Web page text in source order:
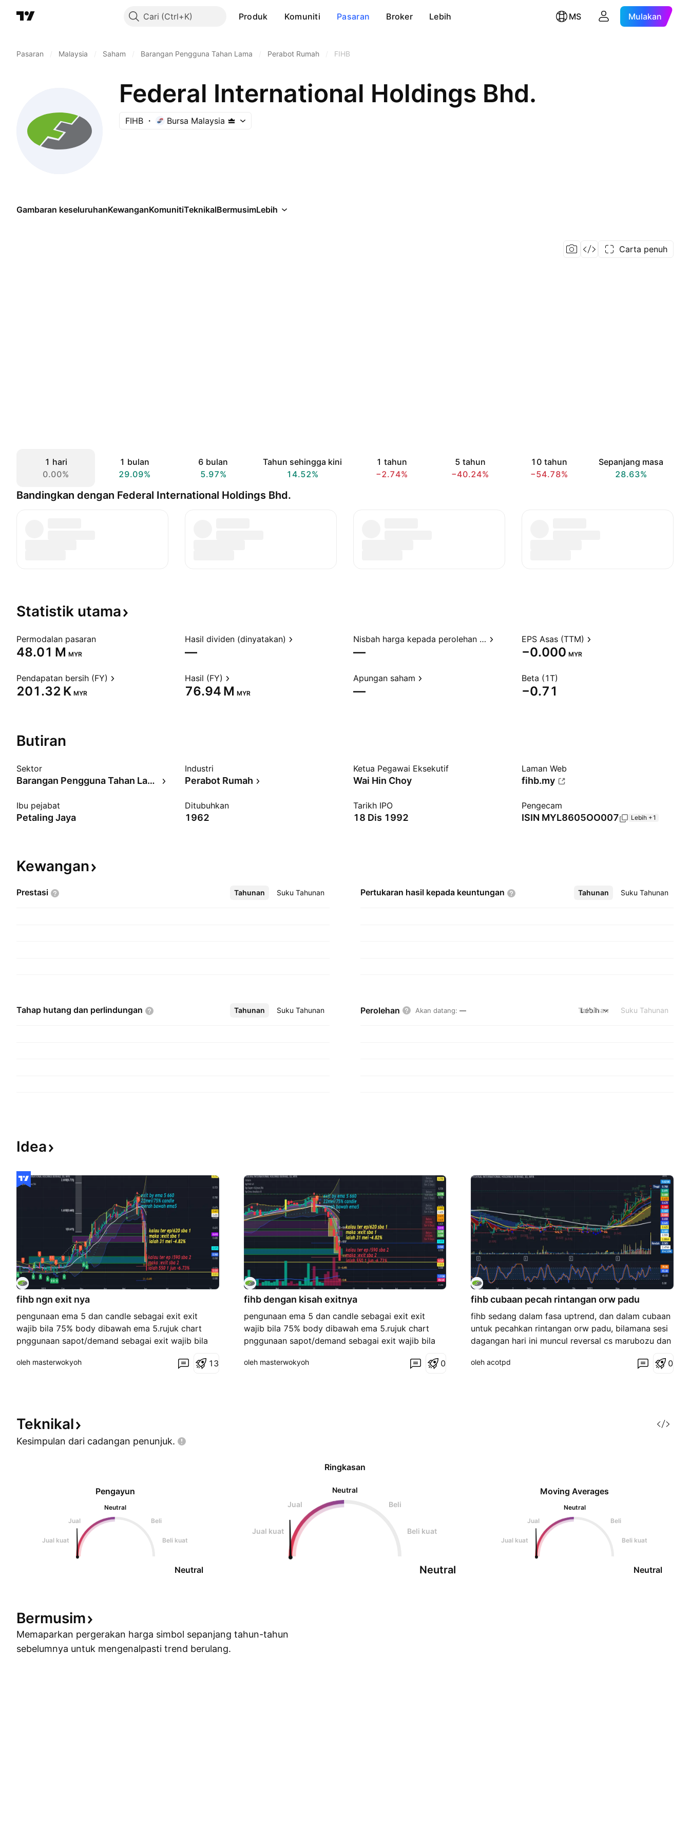
Cari Produk Komuniti Pasaran Broker Lebih MS Mulakan
Pasaran Malaysia Saham Barangan Pengguna Tahan Lama Perabot Rumah FIHB
Federal International Holdings Bhd.
FIHB Bursa Malaysia
Gambaran keseluruhanKewanganKomunitiTeknikalBermusimLebih
Carta penuh
1 hari
0.00%
1 bulan
29.09%
6 bulan
5.97%
Tahun sehingga kini
14.52%
1 tahun
−2.74%
5 tahun
−40.24%
10 tahun
−54.78%
Sepanjang masa
28.63%
Bandingkan dengan Federal International Holdings Bhd.
Statistik utama
Permodalan pasaran
‪48.01 M‬ MYR
Hasil dividen (dinyatakan)
—
Nisbah harga kepada perolehan (TTM)
—
EPS Asas (TTM)
−0.000 MYR
Pendapatan bersih (FY)
‪201.32 K‬ MYR
Hasil (FY)
‪76.94 M‬ MYR
Apungan saham
—
Beta (1T)
−0.71
Butiran
Sektor
Barangan Pengguna Tahan Lama
Industri
Perabot Rumah
Ketua Pegawai Eksekutif
Wai Hin Choy
Laman Web
fihb.my
Ibu pejabat
Petaling Jaya
Ditubuhkan
1962
Tarikh IPO
18 Dis 1992
Pengecam
ISIN MYL8605OO007 Lebih +1
Kewangan
Prestasi Tahunan Suku Tahunan
Lebih Pertukaran hasil kepada keuntungan Tahunan Suku Tahunan
Lebih
Tahap hutang dan perlindungan Tahunan Suku Tahunan
Lebih Perolehan Akan datang: — Tahunan Suku Tahunan
Lebih
Idea
fihb ngn exit nya
pengunaan ema 5 dan candle sebagai exit exit
wajib bila 75% body dibawah ema 5.rujuk chart
pnggunaan sapot/demand sebagai exit wajib bila
**pastikan untuk ep >>> :bila price ke
oleh masterwokyoh 1 3
fihb dengan kisah exitnya
pengunaan ema 5 dan candle sebagai exit exit
wajib bila 75% body dibawah ema 5.rujuk chart
pnggunaan sapot/demand sebagai exit wajib bila
**pastikan untuk ep >>> :bila price ke
oleh masterwokyoh 0
fihb cubaan pecah rintangan orw padu
fihb sedang dalam fasa uptrend, dan dalam cubaan
untuk pecahkan rintangan orw padu, bilamana sesi
dagangan hari ini muncul reversal cs marubozu dan
isyarat jelas fihb dalam cubaan memecahkan
oleh acotpd 0
Teknikal
Kesimpulan dari cadangan penunjuk.
Pengayun
Neutral
Jual
Beli
Jual kuat Beli kuat
Neutral
Ringkasan
Neutral
Jual
Beli
Jual kuat Beli kuat
Neutral
Moving Averages
Neutral
Jual
Beli
Jual kuat Beli kuat
Neutral
Bermusim
Memaparkan pergerakan harga simbol sepanjang tahun-tahun
sebelumnya untuk mengenalpasti trend berulang.